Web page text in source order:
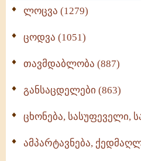
ლოცვა (1279)
ცოდვა (1051)
თავმდაბლობა (887)
განსაცდელები (863)
ცხონება, სასუფეველი,
ამპარტავნება,